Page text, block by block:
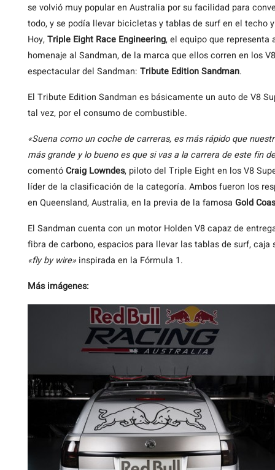
se volvió muy popular en Australia por su facilidad para
todo, y se podía llevar bicicletas y tablas de surf en el techo
Hoy,Triple Eight Race Engineering, el equipo que representa
homenaje al Sandman, de la marca que ellos corren en los
espectacular del Sandman: Tribute Edition Sandman.
El Tribute Edition Sandman es básicamente un auto de V8
tal vez, por el consumo de combustible.
«Suena como un coche de carreras, es más rápido que
más grande y lo bueno es que si vas a la carrera de este fin
comentóCraig Lowndes, piloto del Triple Eight en los V8
líder de la clasificación de la categoría. Ambos fueron los
en Queensland, Australia, en la previa de la famosa Gold
El Sandman cuenta con un motor Holden V8 capaz de
fibra de carbono, espacios para llevar las tablas de surf,
«fly by wire» inspirada en la Fórmula 1.
Más imágenes: